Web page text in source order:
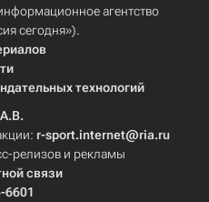
агентство
сегодня»).
технологий
r-sport.internet@ria.ru
релизов и рекламы
связи
6601